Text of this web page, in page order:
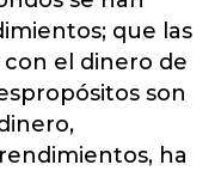
que las
el dinero de
son
ha